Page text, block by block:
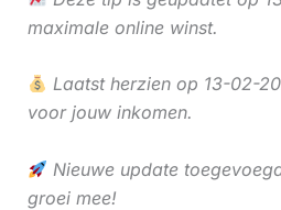
maximale online winst.
Laatst herzien op 13-02-
voor jouw inkomen.
Nieuwe update
groei mee!